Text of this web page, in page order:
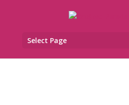
Select Page